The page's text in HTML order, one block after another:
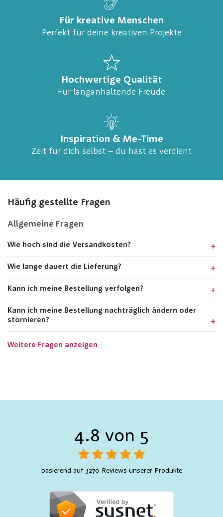
Für kreative Menschen
Perfekt für deine kreativen Projekte
Hochwertige Qualität
Für langanhaltende Freude
Inspiration & Me-Time
Zeit für dich selbst – du hast es verdient
Häufig gestellte Fragen
Allgemeine Fragen
Wie hoch sind die Versandkosten?
Wie lange dauert die Lieferung?
Kann ich meine Bestellung verfolgen?
Kann ich meine Bestellung nachträglich ändern oder
stornieren?
Weitere Fragen anzeigen
4.8 von 5
basierend auf 3270 Reviews unserer Produkte